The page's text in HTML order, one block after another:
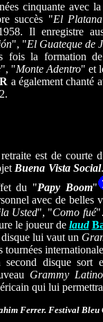
cinquante avec
succès "El
Il enregistre
", "El Guateque de
fois la formation
", "Monte Adentro" et
a également chanté
retraite est de courte
Buena Vista Social
du "Papy Boom"
avec de belles
Usted", "Como fué
le joueur de laud
lui vaut un
tournées
second disque sort
Grammy Latino
qui lui
Ferrer. Festival Bleu